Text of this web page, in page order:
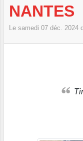
NANTES
Le samedi 07 déc. 2024